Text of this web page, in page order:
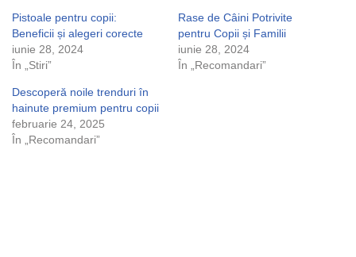
Pistoale pentru copii:
Beneficii și alegeri corecte
iunie 28, 2024
În „Stiri”
Rase de Câini Potrivite
pentru Copii și Familii
iunie 28, 2024
În „Recomandari”
Descoperă noile trenduri în
hainute premium pentru copii
februarie 24, 2025
În „Recomandari”